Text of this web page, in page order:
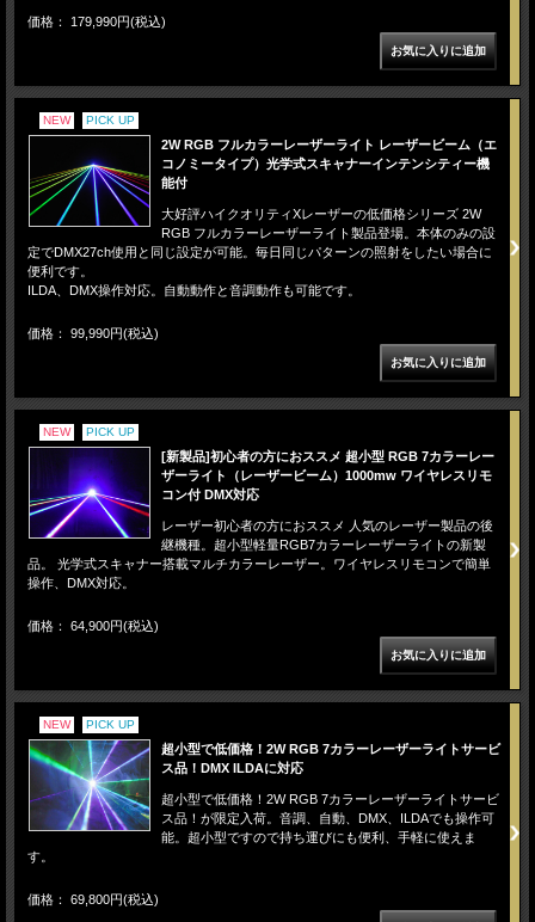
価格： 179,990円(税込)
NEW PICK UP
2W RGB フルカラーレーザーライト レーザービーム（エ
コノミータイプ）光学式スキャナーインテンシティー機
能付
大好評ハイクオリティXレーザーの低価格シリーズ 2W
RGB フルカラーレーザーライト製品登場。本体のみの設
定でDMX27ch使用と同じ設定が可能。毎日同じパターンの照射をしたい場合に
便利です。
ILDA、DMX操作対応。自動動作と音調動作も可能です。
価格： 99,990円(税込)
NEW PICK UP
[新製品]初心者の方におススメ 超小型 RGB 7カラーレー
ザーライト（レーザービーム）1000mw ワイヤレスリモ
コン付 DMX対応
レーザー初心者の方におススメ 人気のレーザー製品の後
継機種。超小型軽量RGB7カラーレーザーライトの新製
品。 光学式スキャナー搭載マルチカラーレーザー。ワイヤレスリモコンで簡単
操作、DMX対応。
価格： 64,900円(税込)
NEW PICK UP
超小型で低価格！2W RGB 7カラーレーザーライトサービ
ス品！DMX ILDAに対応
超小型で低価格！2W RGB 7カラーレーザーライトサービ
ス品！が限定入荷。音調、自動、DMX、ILDAでも操作可
能。超小型ですので持ち運びにも便利、手軽に使えま
す。
価格： 69,800円(税込)